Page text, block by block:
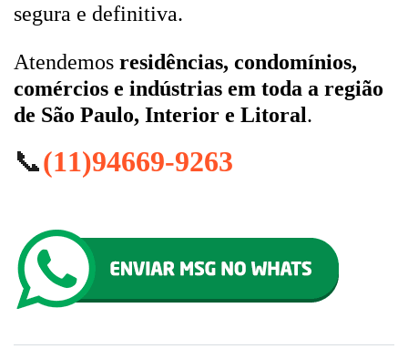
segura e definitiva.
Atendemos residências, condomínios,
comércios e indústrias em toda a região
de São Paulo, Interior e Litoral.
📞(11)94669-9263